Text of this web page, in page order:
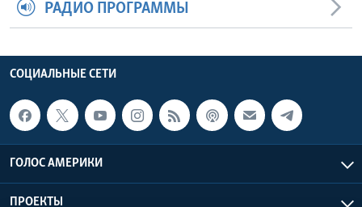
РАДИО ПРОГРАММЫ
СОЦИАЛЬНЫЕ СЕТИ
ГОЛОС АМЕРИКИ
ПРОЕКТЫ